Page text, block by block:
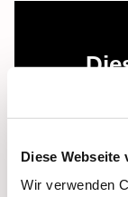
Diese Webseite
Wir verwenden